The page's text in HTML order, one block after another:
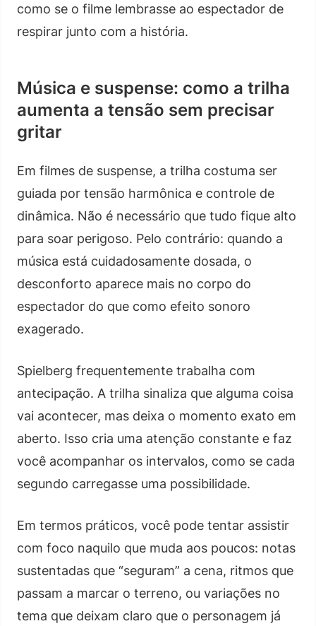
como se o filme lembrasse ao espectador de
respirar junto com a história.
Música e suspense: como a trilha
aumenta a tensão sem precisar
gritar
Em filmes de suspense, a trilha costuma ser
guiada por tensão harmônica e controle de
dinâmica. Não é necessário que tudo fique alto
para soar perigoso. Pelo contrário: quando a
música está cuidadosamente dosada, o
desconforto aparece mais no corpo do
espectador do que como efeito sonoro
exagerado.
Spielberg frequentemente trabalha com
antecipação. A trilha sinaliza que alguma coisa
vai acontecer, mas deixa o momento exato em
aberto. Isso cria uma atenção constante e faz
você acompanhar os intervalos, como se cada
segundo carregasse uma possibilidade.
Em termos práticos, você pode tentar assistir
com foco naquilo que muda aos poucos: notas
sustentadas que “seguram” a cena, ritmos que
passam a marcar o terreno, ou variações no
tema que deixam claro que o personagem já